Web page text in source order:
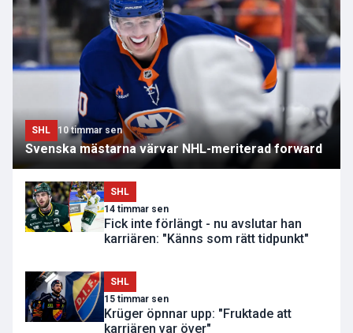
SHL 10 timmar sen
Svenska mästarna värvar NHL-meriterad forward
SHL
14 timmar sen
Fick inte förlängt - nu avslutar han
karriären: "Känns som rätt tidpunkt"
SHL
15 timmar sen
Krüger öpnnar upp: "Fruktade att
karriären var över"